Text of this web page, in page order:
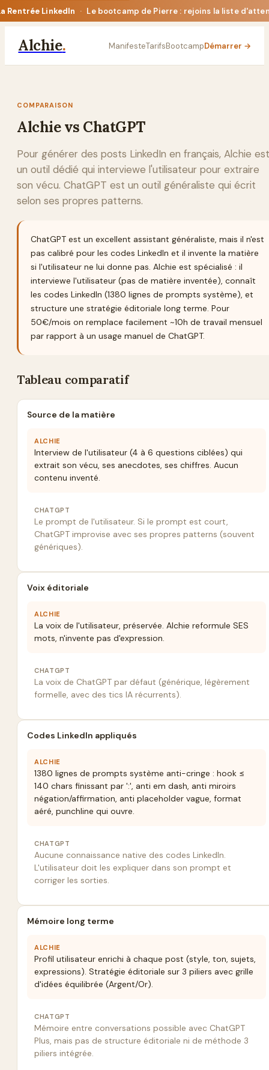
Rentrée LinkedIn · Le bootcamp de Pierre : rejoins la liste
Alchie. ManifesteTarifsBootcampDémarrer →
COMPARAISON
Alchie vs ChatGPT
Pour générer des posts LinkedIn en français, Alchie est
un outil dédié qui interviewe l'utilisateur pour extraire
son vécu. ChatGPT est un outil généraliste qui écrit
selon ses propres patterns.
ChatGPT est un excellent assistant généraliste, mais il n'est
pas calibré pour les codes LinkedIn et il invente la matière
si l'utilisateur ne lui donne pas. Alchie est spécialisé : il
interviewe l'utilisateur (pas de matière inventée), connaît
les codes LinkedIn (1380 lignes de prompts système), et
structure une stratégie éditoriale long terme. Pour
50€/mois on remplace facilement ~10h de travail mensuel
par rapport à un usage manuel de ChatGPT.
Tableau comparatif
Source de la matière
ALCHIE
Interview de l'utilisateur (4 à 6 questions ciblées) qui
extrait son vécu, ses anecdotes, ses chiffres. Aucun
contenu inventé.
CHATGPT
Le prompt de l'utilisateur. Si le prompt est court,
ChatGPT improvise avec ses propres patterns (souvent
génériques).
Voix éditoriale
ALCHIE
La voix de l'utilisateur, préservée. Alchie reformule SES
mots, n'invente pas d'expression.
CHATGPT
La voix de ChatGPT par défaut (générique, légèrement
formelle, avec des tics IA récurrents).
Codes LinkedIn appliqués
ALCHIE
1380 lignes de prompts système anti-cringe : hook ≤
140 chars finissant par ':', anti em dash, anti miroirs
négation/affirmation, anti placeholder vague, format
aéré, punchline qui ouvre.
CHATGPT
Aucune connaissance native des codes LinkedIn.
L'utilisateur doit les expliquer dans son prompt et
corriger les sorties.
Mémoire long terme
ALCHIE
Profil utilisateur enrichi à chaque post (style, ton, sujets,
expressions). Stratégie éditoriale sur 3 piliers avec grille
d'idées équilibrée (Argent/Or).
CHATGPT
Mémoire entre conversations possible avec ChatGPT
Plus, mais pas de structure éditoriale ni de méthode 3
piliers intégrée.